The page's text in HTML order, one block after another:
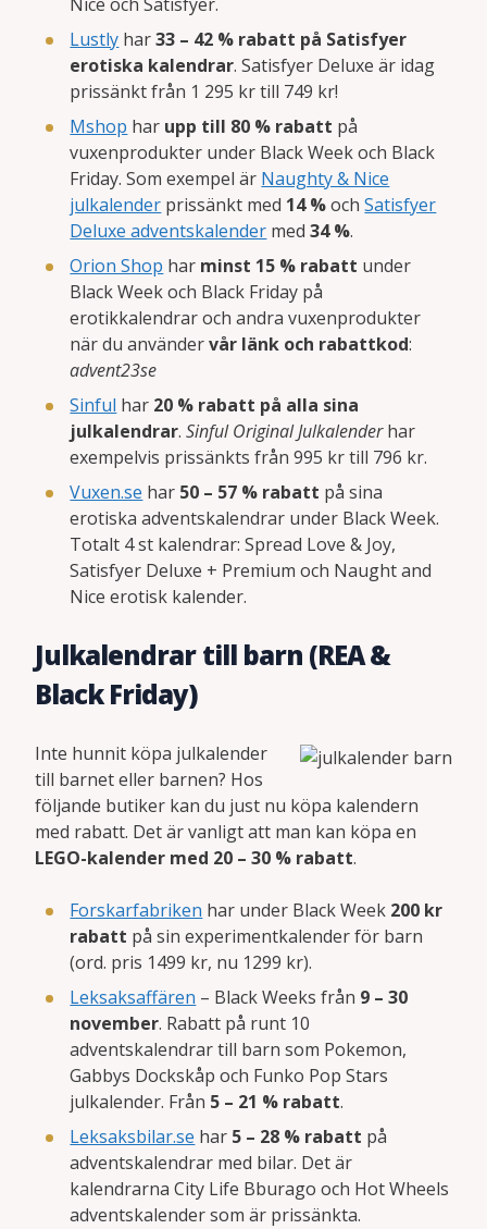
Lustly har33 – 42 % rabatt på Satisfyer
erotiska kalendrar. Satisfyer Deluxe är idag
prissänkt från 1 295 kr till 749 kr!
Mshop har upp till 80 % rabatt på
vuxenprodukter under Black Week och Black
Friday. Som exempel är Naughty & Nice
julkalender prissänkt med 14 %ochSatisfyer
Deluxe adventskalender med34 %.
Orion Shop har minst 15 % rabatt under
Black Week och Black Friday på
erotikkalendrar och andra vuxenprodukter
när du användervår länk och rabattkod:
advent23se
Sinful har 20 % rabatt på alla sina
julkalendrar.Sinful Original Julkalenderhar
exempelvis prissänkts från 995 kr till 796 kr.
Vuxen.se har 50 – 57 % rabatt på sina
erotiska adventskalendrar under Black Week.
Totalt 4 st kalendrar: Spread Love & Joy,
Satisfyer Deluxe + Premium och Naught and
Nice erotisk kalender.
Julkalendrar till barn (REA &
Black Friday)
Inte hunnit köpa julkalender
till barnet eller barnen? Hos
följande butiker kan du just nu köpa kalendern
med rabatt. Det är vanligt att man kan köpa en
LEGO-kalender med 20 – 30 % rabatt.
Forskarfabriken har under Black Week 200 kr
rabatt på sin experimentkalender för barn
(ord. pris 1499 kr, nu 1299 kr).
Leksaksaffären – Black Weeks från 9 – 30
november. Rabatt på runt 10
adventskalendrar till barn som Pokemon,
Gabbys Dockskåp och Funko Pop Stars
julkalender. Från 5 – 21 % rabatt.
Leksaksbilar.se har 5 – 28 % rabatt på
adventskalendrar med bilar. Det är
kalendrarna City Life Bburago och Hot Wheels
adventskalender som är prissänkta.